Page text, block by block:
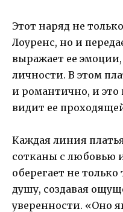
Этот наряд не
Лоуренс, но и
выражает ее
личности. В этом
и романтично, и это
видит ее
Каждая линия
сотканы с любовью
оберегает не
душу, создавая
уверенности. «Оно